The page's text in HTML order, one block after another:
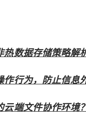
热数据存储策略解
作行为，防止信息
云端文件协作环境